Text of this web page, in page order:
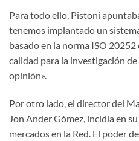
Para todo ello, Pistoni
tenemos implantado un
basado en la norma ISO
calidad para la investigación
opinión».
Por otro lado, el director del
Jon Ander Gómez, incidía en
mercados en la Red. El poder